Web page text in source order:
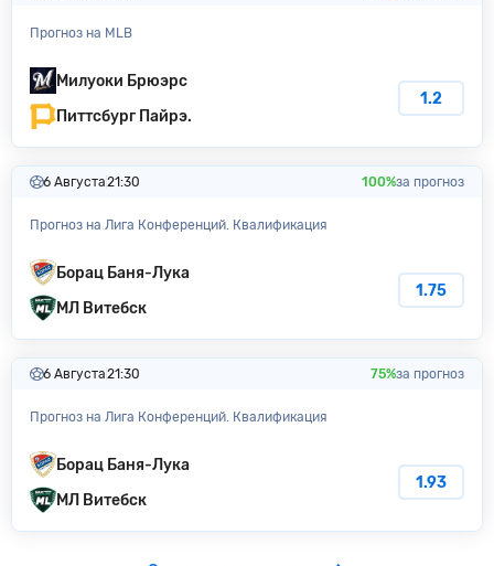
Прогноз на MLB
Милуоки Бpюэpc
Питтсбург Пайрэ.
1.2
6 Августа21:30 100%за прогноз
Прогноз на Лига Конференций. Квалификация
Борац Баня-Лука
МЛ Витебск
1.75
6 Августа21:30 75%за прогноз
Прогноз на Лига Конференций. Квалификация
Борац Баня-Лука
МЛ Витебск
1.93